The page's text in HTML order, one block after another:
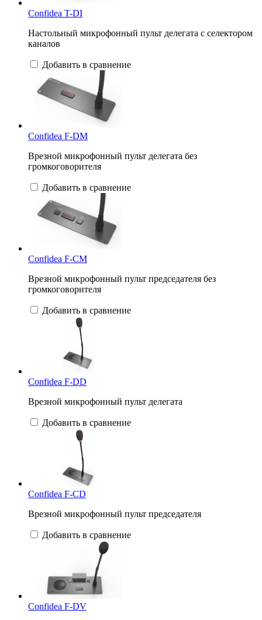
Confidea T-DI
Настольный микрофонный пульт делегата с селектором
каналов
Добавить в сравнение
Confidea F-DM
Врезной микрофонный пульт делегата без
громкоговорителя
Добавить в сравнение
Confidea F-CM
Врезной микрофонный пульт председателя без
громкоговорителя
Добавить в сравнение
Confidea F-DD
Врезной микрофонный пульт делегата
Добавить в сравнение
Confidea F-CD
Врезной микрофонный пульт председателя
Добавить в сравнение
Confidea F-DV